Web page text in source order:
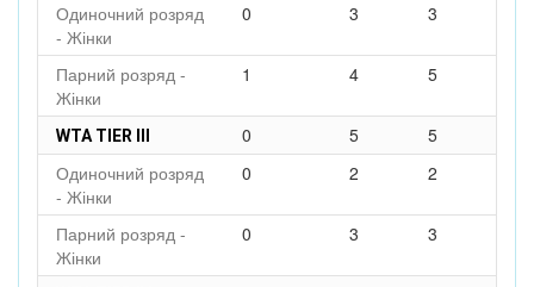
Одиночний розряд
- Жінки
0 3 3
Парний розряд -
Жінки
1 4 5
WTA TIER III 0 5
5
Одиночний розряд
- Жінки
0 2 2
Парний розряд -
Жінки
0 3 3